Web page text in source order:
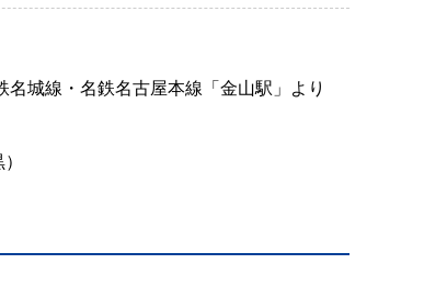
城線・名鉄名古屋本線「金山駅」より